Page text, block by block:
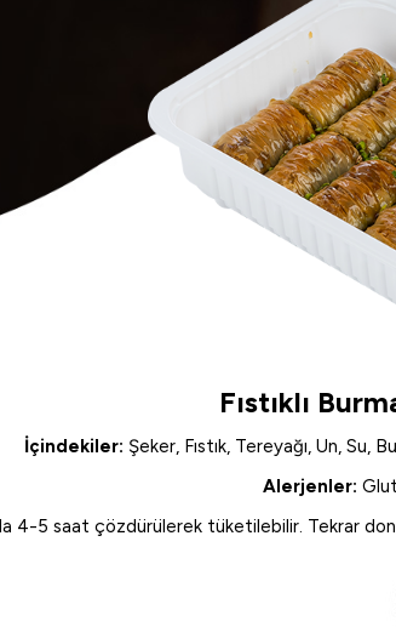
Fıstıklı
İçindekiler: Şeker, Fıstık, Tereyağı, Un, Su,
Alerjenler:
4-5 saat çözdürülerek tüketilebilir. Tekrar